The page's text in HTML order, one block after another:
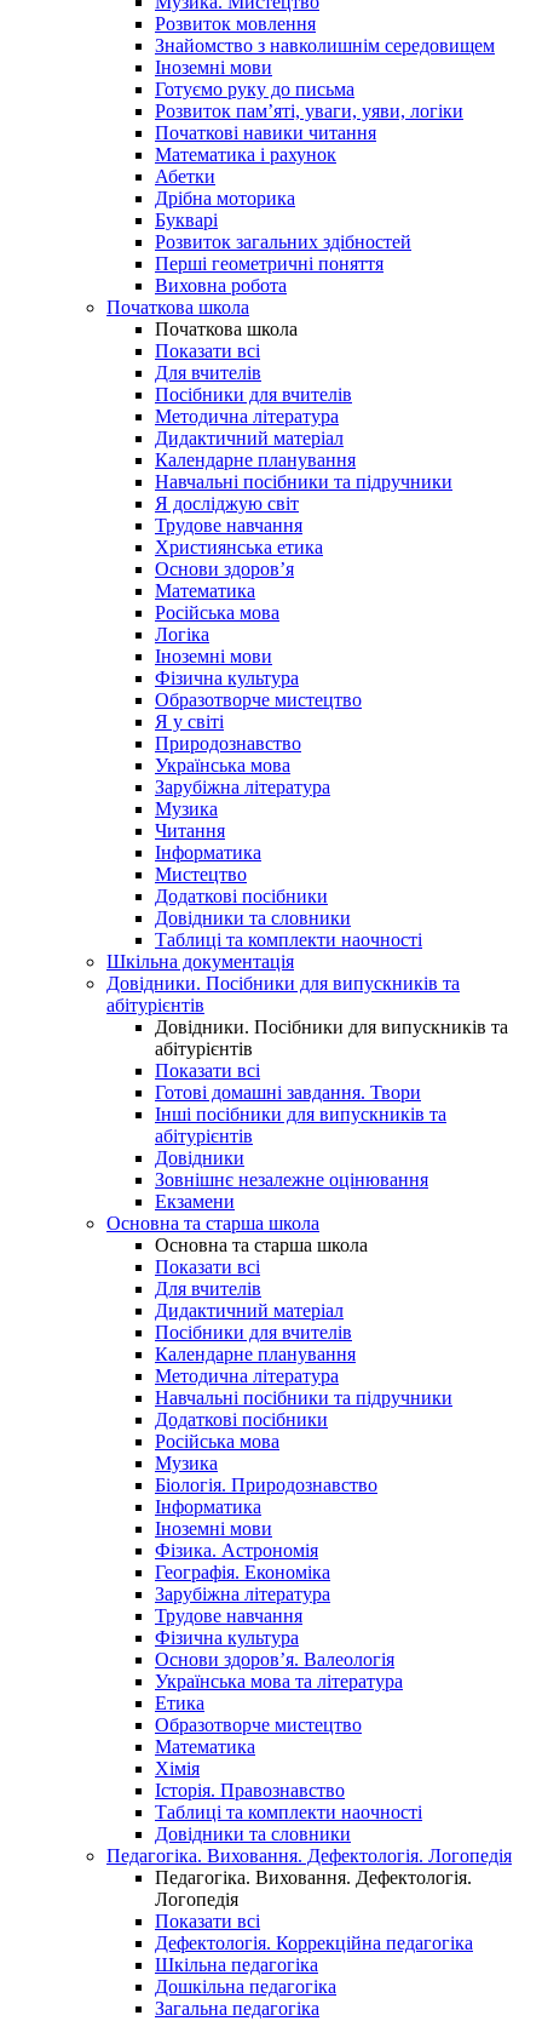
Розвиток мовлення
Знайомство з навколишнім середовищем
Іноземні мови
Готуємо руку до письма
Розвиток пам’яті, уваги, уяви, логіки
Початкові навики читання
Математика і рахунок
Абетки
Дрібна моторика
Букварі
Розвиток загальних здібностей
Перші геометричні поняття
Виховна робота
Початкова школа
Початкова школа
Показати всі
Для вчителів
Посібники для вчителів
Методична література
Дидактичний матеріал
Календарне планування
Навчальні посібники та підручники
Я досліджую світ
Трудове навчання
Християнська етика
Основи здоров’я
Математика
Російська мова
Логіка
Іноземні мови
Фізична культура
Образотворче мистецтво
Я у світі
Природознавство
Українська мова
Зарубіжна література
Музика
Читання
Інформатика
Мистецтво
Додаткові посібники
Довідники та словники
Таблиці та комплекти наочності
Шкільна документація
Довідники. Посібники для випускників та
абітурієнтів
Довідники. Посібники для випускників та
абітурієнтів
Показати всі
Готові домашні завдання. Твори
Інші посібники для випускників та
абітурієнтів
Довідники
Зовнішнє незалежне оцінювання
Екзамени
Основна та старша школа
Основна та старша школа
Показати всі
Для вчителів
Дидактичний матеріал
Посібники для вчителів
Календарне планування
Методична література
Навчальні посібники та підручники
Додаткові посібники
Російська мова
Музика
Біологія. Природознавство
Інформатика
Іноземні мови
Фізика. Астрономія
Географія. Економіка
Зарубіжна література
Трудове навчання
Фізична культура
Основи здоров’я. Валеологія
Українська мова та література
Етика
Образотворче мистецтво
Математика
Хімія
Історія. Правознавство
Таблиці та комплекти наочності
Довідники та словники
Педагогіка. Виховання. Дефектологія. Логопедія
Педагогіка. Виховання. Дефектологія.
Логопедія
Показати всі
Дефектологія. Коррекційна педагогіка
Шкільна педагогіка
Дошкільна педагогіка
Загальна педагогіка